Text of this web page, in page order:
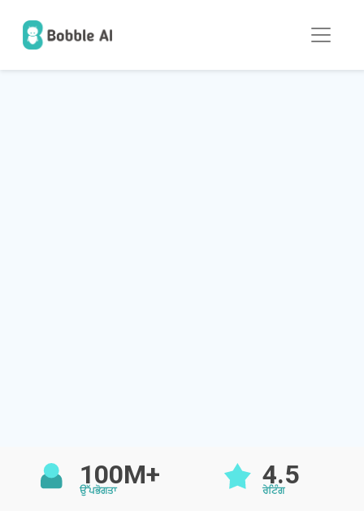
100M+
ਉੱਪਭੋਗਤਾ
4.5
ਰੇਟਿੰਗ